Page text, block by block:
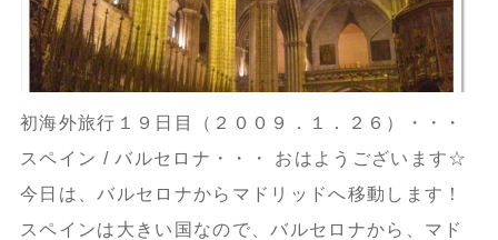
初海外旅行１９日目（２００９．１．２６）・・・
スペイン / バルセロナ・・・ おはようございます☆
今日は、バルセロナからマドリッドへ移動します！
スペインは大きい国なので、バルセロナから、マド